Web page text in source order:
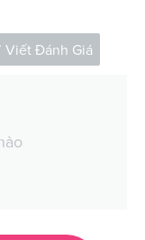
Viết Đánh Giá